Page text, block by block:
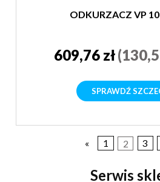
ODKURZACZ VP
609,76 zł
SPRAWDŹ
« 1 2 3
Serwis